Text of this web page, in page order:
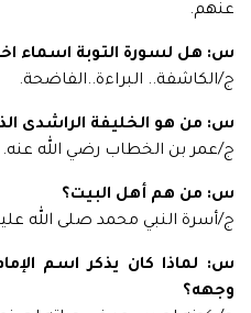
عنهم.
س: هل لسورة التوبة اسماء
ج/الكاشفة.. البراءة..الفاضحة.
س: من هو الخليفة الراشدى
ج/عمر بن الخطاب رضي الله عنه.
س: من هم أهل البيت؟
ج/أسرة النبي محمد صلى الله
س: لماذا كان يذكر اسم
وجهه؟